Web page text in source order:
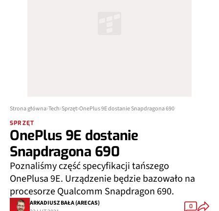
Strona główna Tech Sprzęt OnePlus 9E dostanie Snapdragona 690
SPRZĘT
OnePlus 9E dostanie
Snapdragona 690
Poznaliśmy część specyfikacji tańszego
OnePlusa 9E. Urządzenie będzie bazowało na
procesorze Qualcomm Snapdragon 690.
ARKADIUSZ BAŁA (ARECAS)
0